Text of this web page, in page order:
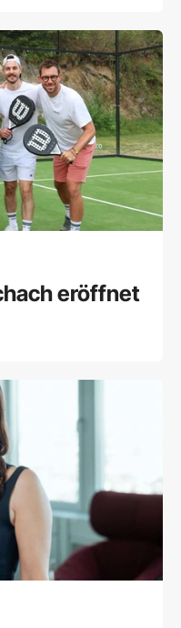
eröffnet